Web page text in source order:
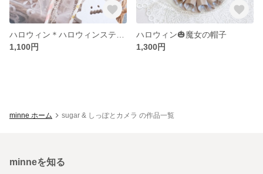
1,100円
ハロウィン🎃魔女の帽子
1,300円
minne ホーム sugar & しっぽとカメラ の作品一覧
minneを知る